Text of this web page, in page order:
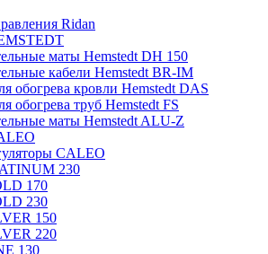
Ridan
маты Hemstedt DH 150
кабели Hemstedt BR-IM
обогрева кровли Hemstedt DAS
обогрева труб Hemstedt FS
маты Hemstedt ALU-Z
CALEO
230
170
230
150
220
130